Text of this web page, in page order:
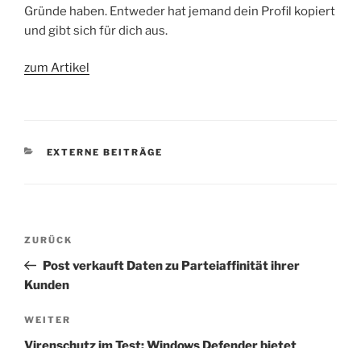
Gründe haben. Entweder hat jemand dein Profil kopiert
und gibt sich für dich aus.
zum Artikel
KATEGORIEN
EXTERNE BEITRÄGE
Beitragsnavigation
Vorheriger
Beitrag
ZURÜCK
Post verkauft Daten zu Parteiaffinität ihrer
Kunden
Nächster
Beitrag
WEITER